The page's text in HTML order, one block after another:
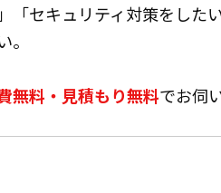
「セキュリティ対策をした
無料・見積もり無料でお伺